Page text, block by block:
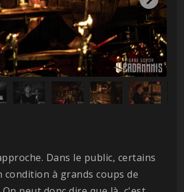
Dans le public, certains
condition à grands coups de